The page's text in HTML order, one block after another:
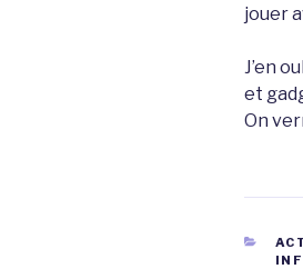
jouer
J’en
et
On